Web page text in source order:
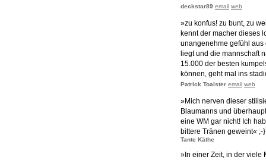
deckstar89 email web
»zu konfus! zu bunt, zu
kennt der macher dieses
unangenehme gefühl aus
liegt und die mannschaft
15.000 der besten
können, geht mal ins
Patrick Toalster email web
»Mich nerven dieser
Blaumanns und
eine WM gar nicht! Ich
bittere Tränen geweint« ;-}
Tante Käthe
»In einer Zeit, in der viele